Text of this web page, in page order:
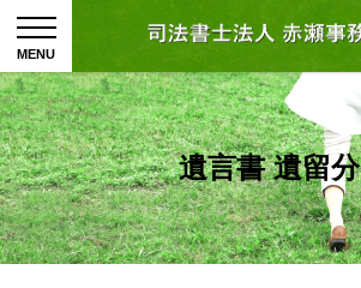
遺言書 遺留分